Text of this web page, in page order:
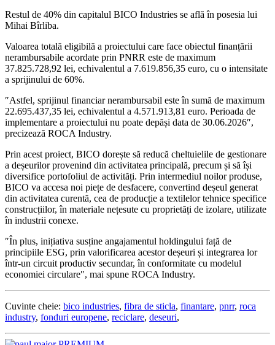
Restul de 40% din capitalul BICO Industries se află în posesia lui
Mihai Bîrliba.
Valoarea totală eligibilă a proiectului care face obiectul finanțării
nerambursabile acordate prin PNRR este de maximum
37.825.728,92 lei, echivalentul a 7.619.856,35 euro, cu o intensitate
a sprijinului de 60%.
″Astfel, sprijinul financiar nerambursabil este în sumă de maximum
22.695.437,35 lei, echivalentul a 4.571.913,81 euro. Perioada de
implementare a proiectului nu poate depăși data de 30.06.2026″,
precizează ROCA Industry.
Prin acest proiect, BICO dorește să reducă cheltuielile de gestionare
a deșeurilor provenind din activitatea principală, precum și să își
diversifice portofoliul de activități. Prin intermediul noilor produse,
BICO va accesa noi piețe de desfacere, convertind deșeul generat
din activitatea curentă, cea de producție a textilelor tehnice specifice
construcțiilor, în materiale nețesute cu proprietăți de izolare, utilizate
în industrii conexe.
″În plus, inițiativa susține angajamentul holdingului față de
principiile ESG, prin valorificarea acestor deșeuri și integrarea lor
într-un circuit productiv secundar, în conformitate cu modelul
economiei circulare″, mai spune ROCA Industry.
Cuvinte cheie: bico industries, fibra de sticla, finantare, pnrr, roca
industry, fonduri europene, reciclare, deseuri,